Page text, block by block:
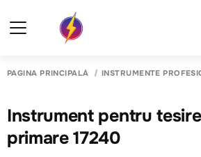
PAGINA PRINCIPALĂ INSTRUMENTE
Instrument pentru
primare 17240